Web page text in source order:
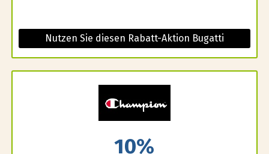
Nutzen Sie diesen Rabatt-Aktion Bugatti
10%